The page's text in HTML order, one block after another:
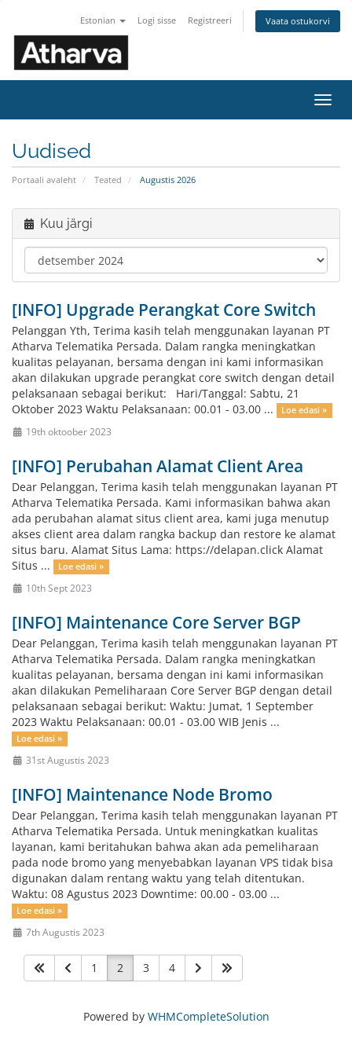
Estonian Logi sisse Registreeri Vaata ostukorvi
Uudised
Portaali avaleht Teated Augustis 2026
Kuu järgi
[INFO] Upgrade Perangkat Core Switch
Pelanggan Yth, Terima kasih telah menggunakan layanan PT
Atharva Telematika Persada. Dalam rangka meningkatkan
kualitas pelayanan, bersama dengan ini kami informasikan
akan dilakukan upgrade perangkat core switch dengan detail
pelaksanaan sebagai berikut: Hari/Tanggal: Sabtu, 21
Oktober 2023 Waktu Pelaksanaan: 00.01 - 03.00 ...
Loe edasi »
19th oktoober 2023
[INFO] Perubahan Alamat Client Area
Dear Pelanggan, Terima kasih telah menggunakan layanan PT
Atharva Telematika Persada. Kami informasikan bahwa akan
ada perubahan alamat situs client area, kami juga menutup
akses client area dalam rangka backup dan restore ke alamat
situs baru. Alamat Situs Lama: https://delapan.click Alamat
Situs ...
Loe edasi »
10th Sept 2023
[INFO] Maintenance Core Server BGP
Dear Pelanggan, Terima kasih telah menggunakan layanan PT
Atharva Telematika Persada. Dalam rangka meningkatkan
kualitas pelayanan, bersama dengan ini kami informasikan
akan dilakukan Pemeliharaan Core Server BGP dengan detail
pelaksanaan sebagai berikut: Waktu: Jumat, 1 September
2023 Waktu Pelaksanaan: 00.01 - 03.00 WIB Jenis ...
Loe edasi »
31st Augustis 2023
[INFO] Maintenance Node Bromo
Dear Pelanggan, Terima kasih telah menggunakan layanan PT
Atharva Telematika Persada. Untuk meningkatkan kualitas
layanan, kami beritahukan bahwa akan ada pemeliharaan
pada node bromo yang menyebabkan layanan VPS tidak bisa
digunakan dalam rentang waktu yang telah ditentukan.
Waktu: 08 Agustus 2023 Downtime: 00.00 - 03.00 ...
Loe edasi »
7th Augustis 2023
1 2 3 4
Powered by WHMCompleteSolution